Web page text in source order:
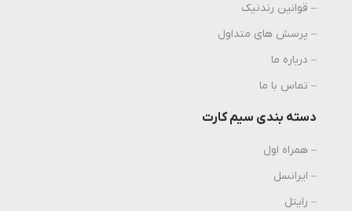
– قوانین رندنیک
– پرسش های متداول
– درباره ما
– تماس با ما
دسته بندی سیم کارت
– همراه اول
– ایرانسل
– رایتل